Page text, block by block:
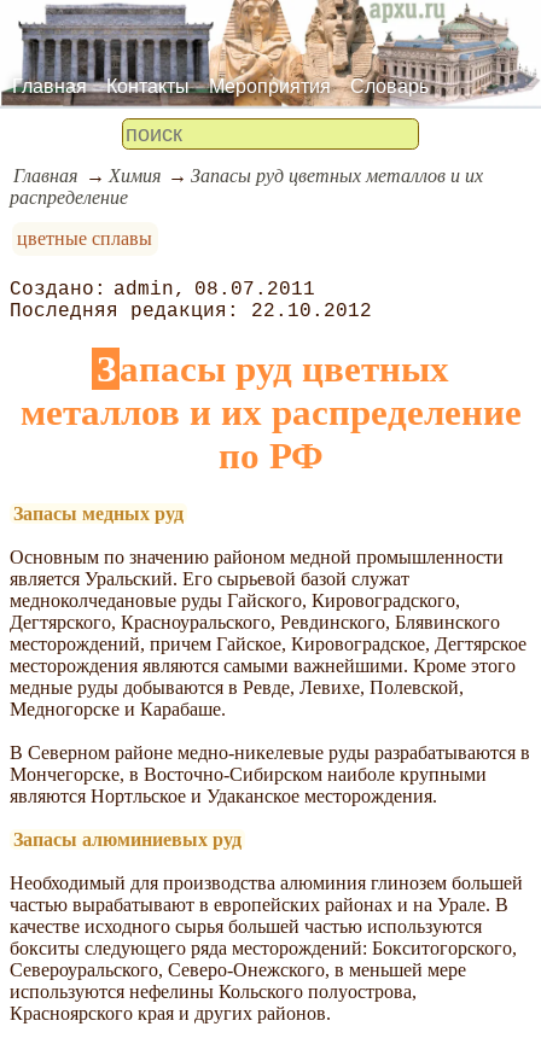
Главная Контакты Мероприятия Словарь
Главная Химия
Запасы руд цветных металлов и их
распределение
цветные сплавы
admin
08.07.2011
22.10.2012
Запасы руд цветных
металлов и их распределение
по РФ
Запасы медных руд
Основным по значению районом медной промышленности
является Уральский. Его сырьевой базой служат
медноколчедановые руды Гайского, Кировоградского,
Дегтярского, Красноуральского, Ревдинского, Блявинского
месторождений, причем Гайское, Кировоградское, Дегтярское
месторождения являются самыми важнейшими. Кроме этого
медные руды добываются в Ревде, Левихе, Полевской,
Медногорске и Карабаше.
В Северном районе медно-никелевые руды разрабатываются в
Мончегорске, в Восточно-Сибирском наиболе крупными
являются Нортльское и Удаканское месторождения.
Запасы алюминиевых руд
Необходимый для производства алюминия глинозем большей
частью вырабатывают в европейских районах и на Урале. В
качестве исходного сырья большей частью используются
бокситы следующего ряда месторождений: Бокситогорского,
Североуральского, Северо-Онежского, в меньшей мере
используются нефелины Кольского полуострова,
Красноярского края и других районов.